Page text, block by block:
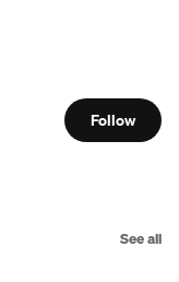
Follow
See all